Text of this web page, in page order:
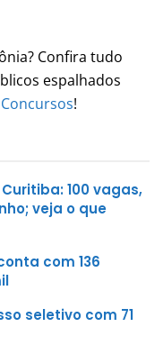
Confira tudo
espalhados
!
100 vagas,
veja o que
com 136
seletivo com 71